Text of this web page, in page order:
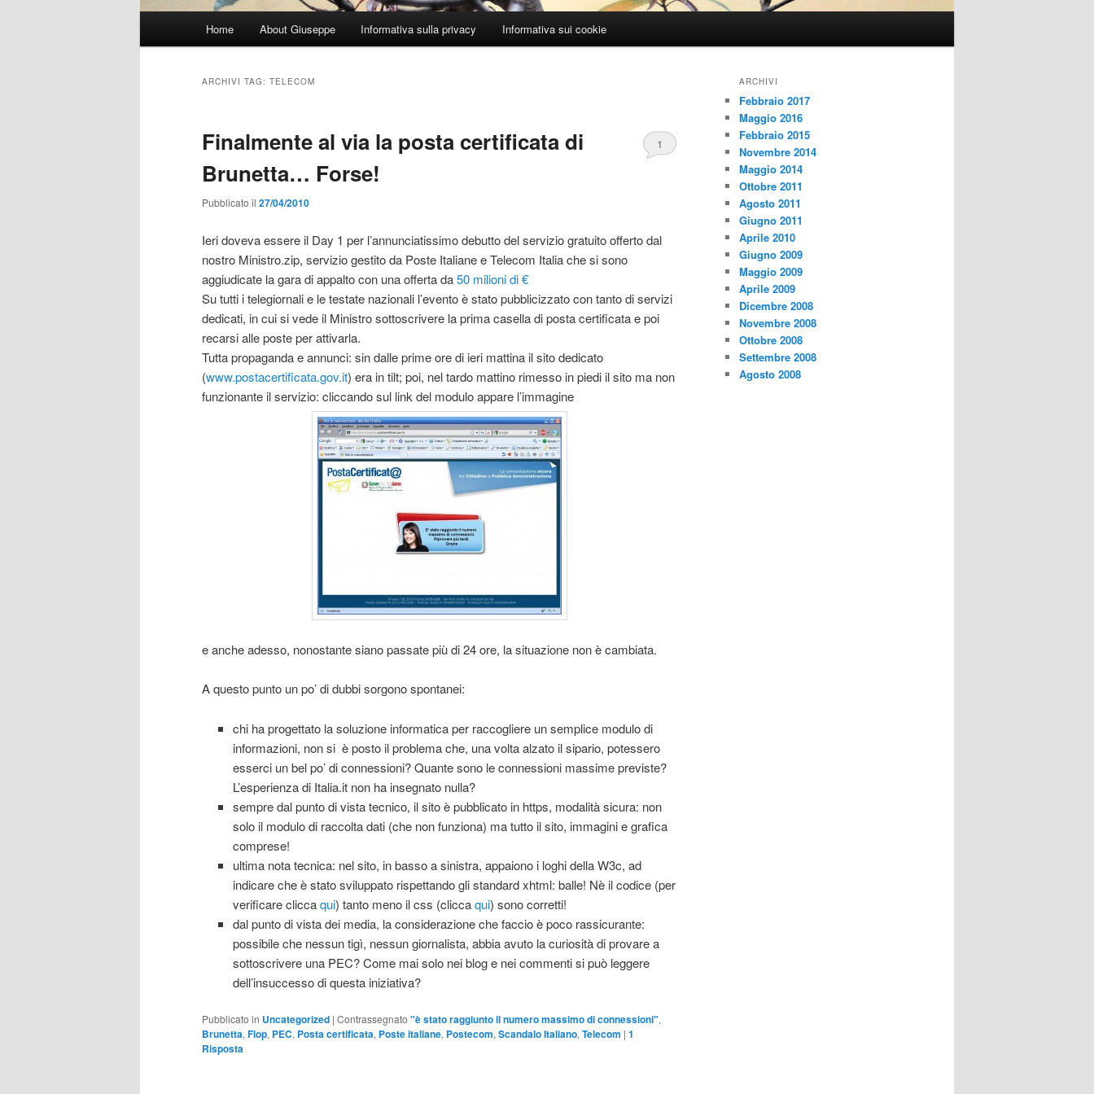
Home About Giuseppe Informativa sulla privacy Informativa sui cookie
ARCHIVI TAG: TELECOM
Finalmente al via la posta certificata di
Brunetta… Forse!
Pubblicato il 27/04/2010
1
Ieri doveva essere il Day 1 per l’annunciatissimo debutto del servizio gratuito offerto dal
nostro Ministro.zip, servizio gestito da Poste Italiane e Telecom Italia che si sono
aggiudicate la gara di appalto con una offerta da50 milioni di €
Su tutti i telegiornali e le testate nazionali l’evento è stato pubblicizzato con tanto di servizi
dedicati, in cui si vede il Ministro sottoscrivere la prima casella di posta certificata e poi
recarsi alle poste per attivarla.
Tutta propaganda e annunci: sin dalle prime ore di ieri mattina il sito dedicato
(www.postacertificata.gov.it) era in tilt; poi, nel tardo mattino rimesso in piedi il sito ma non
funzionante il servizio: cliccando sul link del modulo appare l’immagine
e anche adesso, nonostante siano passate più di 24 ore, la situazione non è cambiata.
A questo punto un po’ di dubbi sorgono spontanei:
chi ha progettato la soluzione informatica per raccogliere un semplice modulo di
informazioni, non si è posto il problema che, una volta alzato il sipario, potessero
esserci un bel po’ di connessioni? Quante sono le connessioni massime previste?
L’esperienza di Italia.it non ha insegnato nulla?
sempre dal punto di vista tecnico, il sito è pubblicato in https, modalità sicura: non
solo il modulo di raccolta dati (che non funziona) ma tutto il sito, immagini e grafica
comprese!
ultima nota tecnica: nel sito, in basso a sinistra, appaiono i loghi della W3c, ad
indicare che è stato sviluppato rispettando gli standard xhtml: balle! Nè il codice (per
verificare cliccaqui) tanto meno il css (cliccaqui) sono corretti!
dal punto di vista dei media, la considerazione che faccio è poco rassicurante:
possibile che nessun tigì, nessun giornalista, abbia avuto la curiosità di provare a
sottoscrivere una PEC? Come mai solo nei blog e nei commenti si può leggere
dell’insuccesso di questa iniziativa?
Pubblicato in Uncategorized | Contrassegnato "è stato raggiunto il numero massimo di connessioni",
Brunetta, Flop, PEC, Posta certificata, Poste italiane, Postecom, Scandalo Italiano, Telecom | 1
Risposta
ARCHIVI
Febbraio 2017
Maggio 2016
Febbraio 2015
Novembre 2014
Maggio 2014
Ottobre 2011
Agosto 2011
Giugno 2011
Aprile 2010
Giugno 2009
Maggio 2009
Aprile 2009
Dicembre 2008
Novembre 2008
Ottobre 2008
Settembre 2008
Agosto 2008